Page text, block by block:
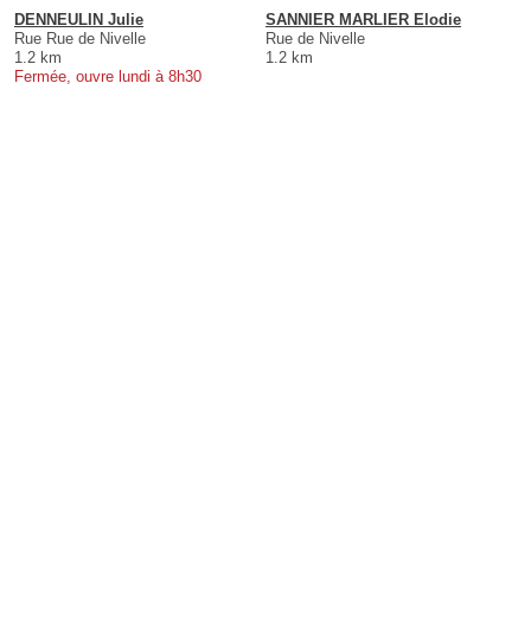
DENNEULIN Julie
Rue Rue de Nivelle
1.2 km
Fermée, ouvre lundi à 8h30
SANNIER MARLIER Elodie
Rue de Nivelle
1.2 km